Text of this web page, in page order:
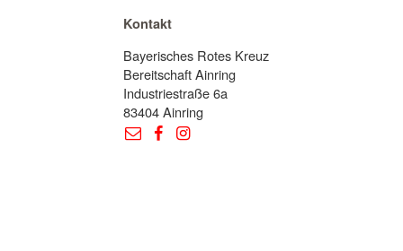
Kontakt
Bayerisches Rotes Kreuz
Bereitschaft Ainring
Industriestraße 6a
83404 Ainring